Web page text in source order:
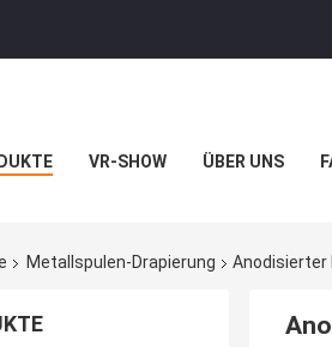
VR-SHOW ÜBER UNS
Metallspulen-Drapierung Anodisierter